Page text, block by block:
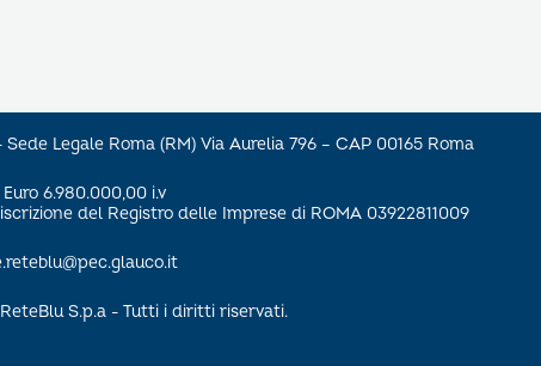
Sede Legale Roma (RM) Via Aurelia 796 – CAP 00165 Roma
6.980.000,00 i.v
del Registro delle Imprese di ROMA 03922811009
S.p.a - Tutti i diritti riservati.